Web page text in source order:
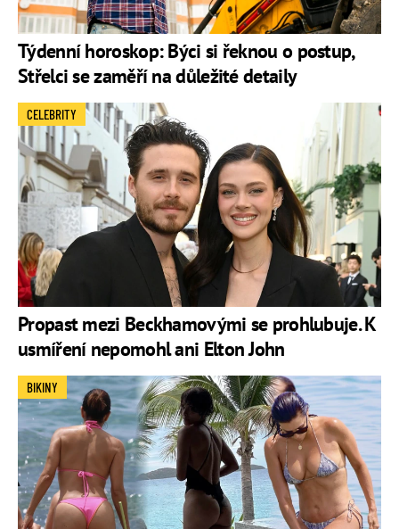
Týdenní horoskop: Býci si řeknou o postup,
Střelci se zaměří na důležité detaily
Propast mezi Beckhamovými se prohlubuje. K
usmíření nepomohl ani Elton John
CELEBRITY
BIKINY